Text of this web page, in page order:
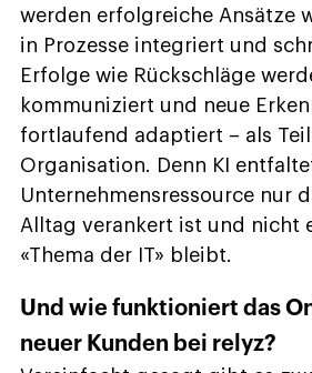
werden erfolgreiche Ansätze
in Prozesse integriert und
Erfolge wie Rückschläge
kommuniziert und neue
fortlaufend adaptiert – als
Organisation. Denn KI
Unternehmensressource nur
Alltag verankert ist und nicht
«Thema der IT» bleibt.
Und wie funktioniert das
neuer Kunden bei relyz?